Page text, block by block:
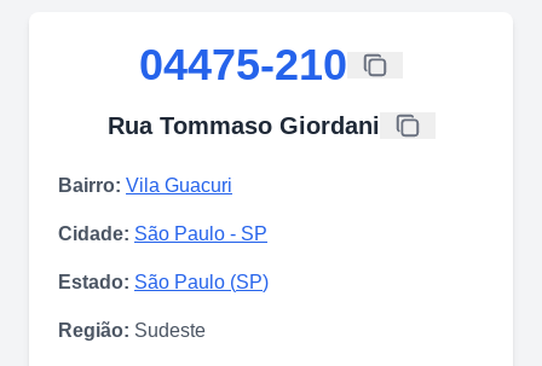
04475-210
Rua Tommaso Giordani
Bairro: Vila Guacuri
Cidade: São Paulo - SP
Estado: São Paulo (SP)
Região: Sudeste